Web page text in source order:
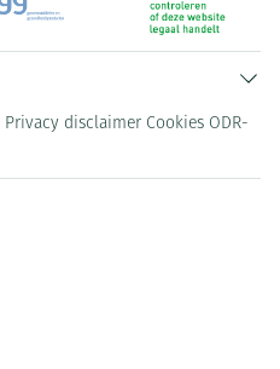
Privacy disclaimer Cookies ODR-